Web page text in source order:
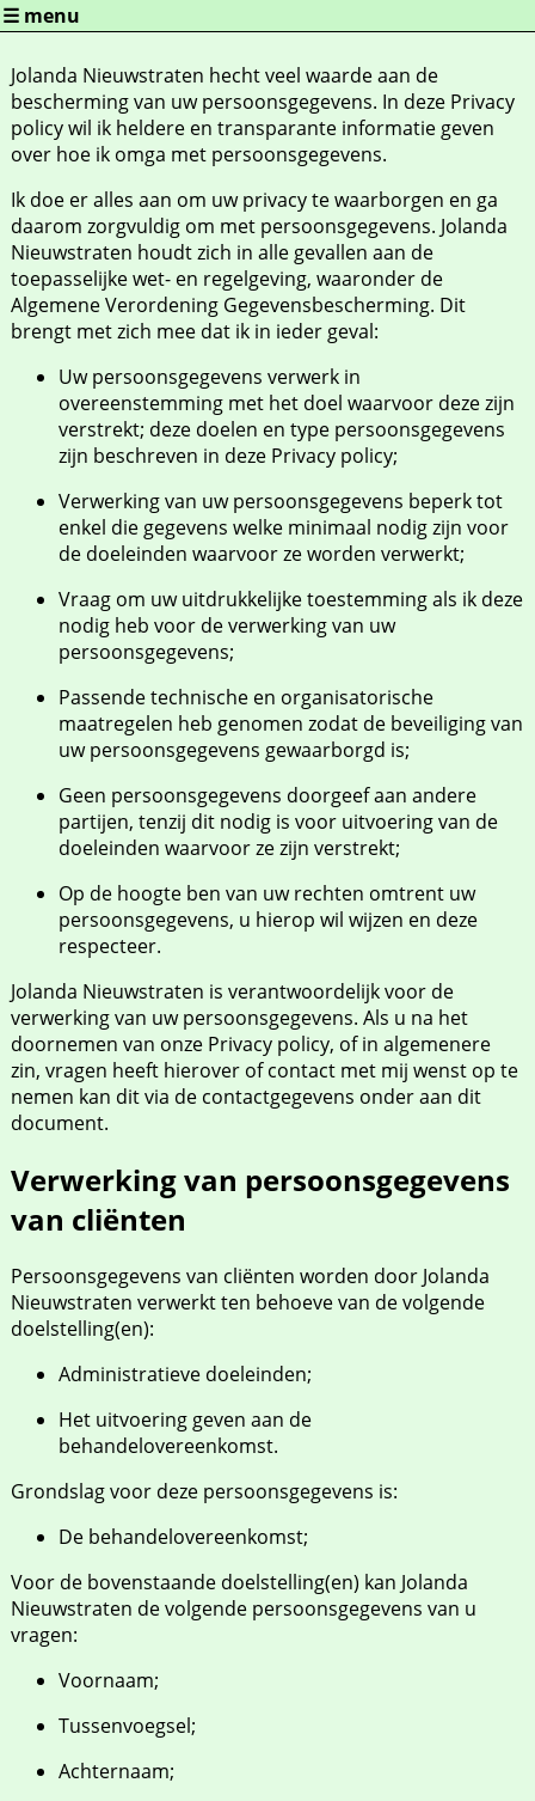
Overslaan en naar de algemene inhoud gaan
☰ menu
Jolanda Nieuwstraten hecht veel waarde aan de
bescherming van uw persoonsgegevens. In deze Privacy
policy wil ik heldere en transparante informatie geven
over hoe ik omga met persoonsgegevens.
Ik doe er alles aan om uw privacy te waarborgen en ga
daarom zorgvuldig om met persoonsgegevens. Jolanda
Nieuwstraten houdt zich in alle gevallen aan de
toepasselijke wet- en regelgeving, waaronder de
Algemene Verordening Gegevensbescherming. Dit
brengt met zich mee dat ik in ieder geval:
Uw persoonsgegevens verwerk in
overeenstemming met het doel waarvoor deze zijn
verstrekt; deze doelen en type persoonsgegevens
zijn beschreven in deze Privacy policy;
Verwerking van uw persoonsgegevens beperk tot
enkel die gegevens welke minimaal nodig zijn voor
de doeleinden waarvoor ze worden verwerkt;
Vraag om uw uitdrukkelijke toestemming als ik deze
nodig heb voor de verwerking van uw
persoonsgegevens;
Passende technische en organisatorische
maatregelen heb genomen zodat de beveiliging van
uw persoonsgegevens gewaarborgd is;
Geen persoonsgegevens doorgeef aan andere
partijen, tenzij dit nodig is voor uitvoering van de
doeleinden waarvoor ze zijn verstrekt;
Op de hoogte ben van uw rechten omtrent uw
persoonsgegevens, u hierop wil wijzen en deze
respecteer.
Jolanda Nieuwstraten is verantwoordelijk voor de
verwerking van uw persoonsgegevens. Als u na het
doornemen van onze Privacy policy, of in algemenere
zin, vragen heeft hierover of contact met mij wenst op te
nemen kan dit via de contactgegevens onder aan dit
document.
Verwerking van persoonsgegevens
van cliënten
Persoonsgegevens van cliënten worden door Jolanda
Nieuwstraten verwerkt ten behoeve van de volgende
doelstelling(en):
Administratieve doeleinden;
Het uitvoering geven aan de
behandelovereenkomst.
Grondslag voor deze persoonsgegevens is:
De behandelovereenkomst;
Voor de bovenstaande doelstelling(en) kan Jolanda
Nieuwstraten de volgende persoonsgegevens van u
vragen:
Voornaam;
Tussenvoegsel;
Achternaam;